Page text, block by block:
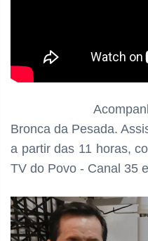
Acompanhe a
Bronca da Pesada.
a partir das 11 horas,
TV do Povo - Canal 35